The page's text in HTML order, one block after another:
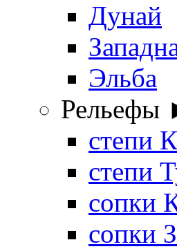
Дунай
Эльба
Рельефы
степи
степи
сопки
сопки